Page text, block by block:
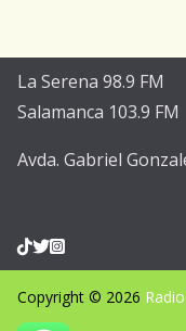
La Serena 98.9 FM
Salamanca 103.9 FM
Avda. Gabriel
Copyright © 2026